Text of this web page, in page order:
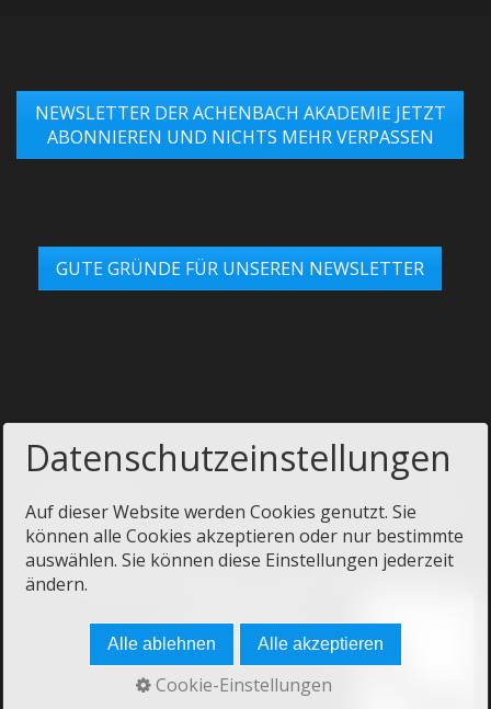
NEWSLETTER DER ACHENBACH AKADEMIE JETZT
ABONNIEREN UND NICHTS MEHR VERPASSEN
GUTE GRÜNDE FÜR UNSEREN NEWSLETTER
Startseite Datenschutz
© 2019 Achenbach GmbH
Datenschutzeinstellungen
Auf dieser Website werden Cookies genutzt. Sie
können alle Cookies akzeptieren oder nur bestimmte
auswählen. Sie können diese Einstellungen jederzeit
ändern.
Alle ablehnen Alle akzeptieren
Cookie-Einstellungen